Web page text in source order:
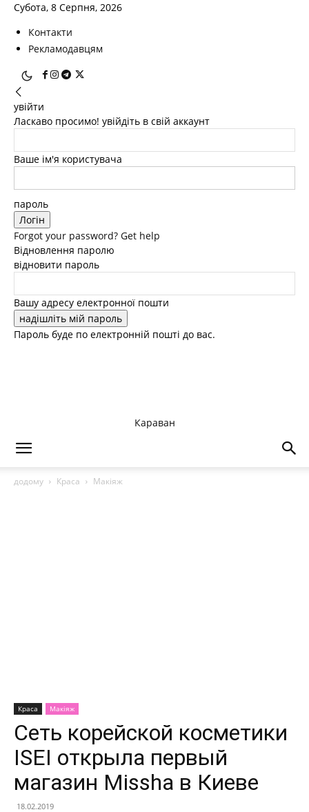
Субота, 8 Серпня, 2026
Контакти
Рекламодавцям
увійти
Ласкаво просимо! увійдіть в свій аккаунт
Ваше ім'я користувача
пароль
Forgot your password? Get help
Відновлення паролю
відновити пароль
Вашу адресу електронної пошти
Пароль буде по електронній пошті до вас.
Караван
додому Краса Макіяж
Краса Макіяж
Сеть корейской косметики
ISEI открыла первый
магазин Missha в Киеве
18.02.2019